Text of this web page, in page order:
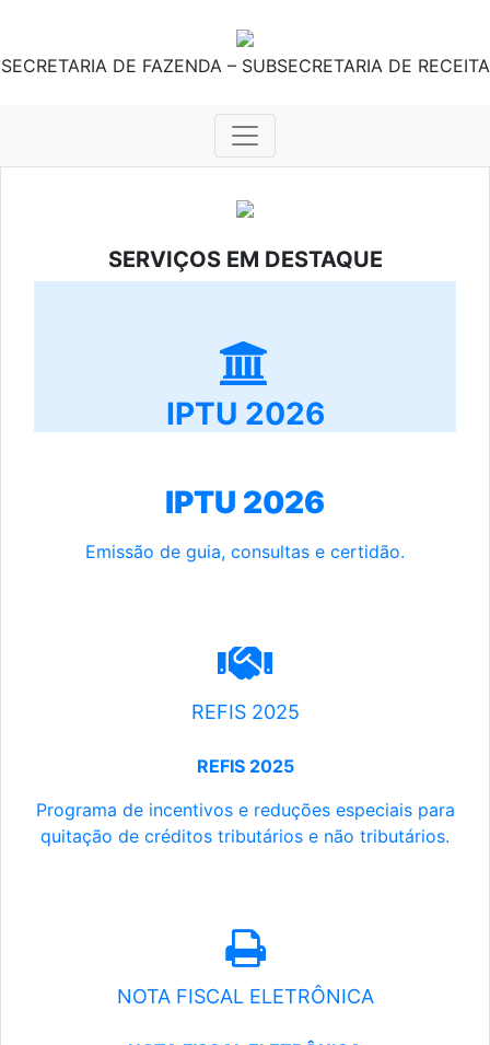
SECRETARIA DE FAZENDA – SUBSECRETARIA DE RECEITA
SERVIÇOS EM DESTAQUE
IPTU 2026
IPTU 2026
Emissão de guia, consultas e certidão.
REFIS 2025
REFIS 2025
Programa de incentivos e reduções especiais para
quitação de créditos tributários e não tributários.
NOTA FISCAL ELETRÔNICA